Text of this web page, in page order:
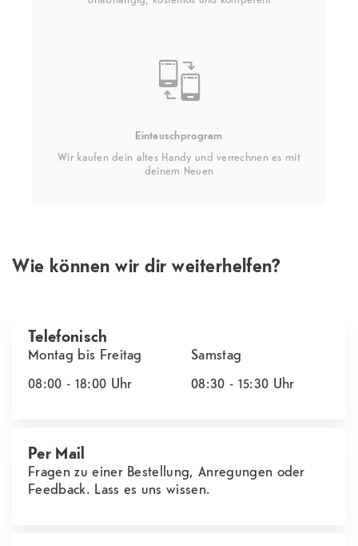
Eintauschprogram
Wir kaufen dein altes Handy und verrechnen es mit
deinem Neuen
Wie können wir dir weiterhelfen?
Telefonisch
Montag bis Freitag
08:00 - 18:00 Uhr
Samstag
08:30 - 15:30 Uhr
Per Mail
Fragen zu einer Bestellung, Anregungen oder
Feedback. Lass es uns wissen.